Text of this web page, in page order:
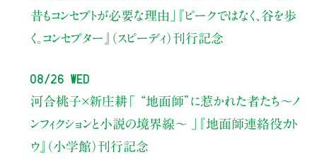
昔もコンセプトが必要な理由」
『ピークではなく、谷を歩
く。コンセプター』（スピーディ）刊行記念
08/26 Wed
河合桃子×新庄耕「 “地面師”に惹かれた者たち〜ノ
ンフィクションと小説の境界線〜 」
『地面師連絡役カト
ウ』（小学館）刊行記念